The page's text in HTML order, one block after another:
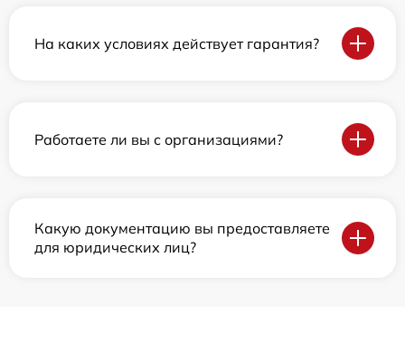
На каких условиях действует гарантия?
Работаете ли вы с организациями?
Какую документацию вы предоставляете
для юридических лиц?